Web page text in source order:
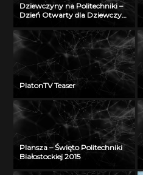
Dziewczyny na Politechniki –
Dzień Otwarty dla Dziewczyn
PlatonTV Teaser
Plansza – Święto Politechniki
Białostockiej 2015